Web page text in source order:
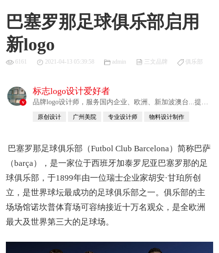
巴塞罗那足球俱乐部启用
新logo
6161 2021-04-13 05:39:58 admin 三文品牌 俱乐部
v
标志logo设计爱好者
品牌logo设计师，服务国内企业、欧洲、新加波澳台...提供
原创设计 广州美院 专业设计师 物料设计制作
巴塞罗那足球俱乐部（Futbol Club Barcelona）简称巴萨
（barça），是一家位于西班牙加泰罗尼亚巴塞罗那的足
球俱乐部，于1899年由一位瑞士企业家胡安·甘珀所创
立，是世界球坛最成功的足球俱乐部之一。俱乐部的主
场场馆诺坎普体育场可容纳接近十万名观众，是全欧洲
最大及世界第三大的足球场。